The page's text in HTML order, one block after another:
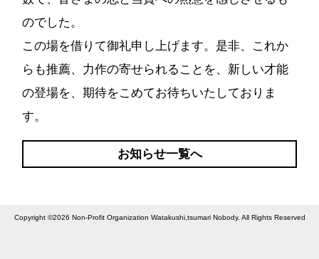
のでした。
この場を借りて御礼申し上げます。是非、これか
らも推薦、力作の寄せられることを、新しい才能
の登場を、期待をこめてお待ちいたしておりま
す。
お知らせ一覧へ
Copyright ©2026 Non-Profit Organization Watakushi,tsumari Nobody. All Rights Reserved